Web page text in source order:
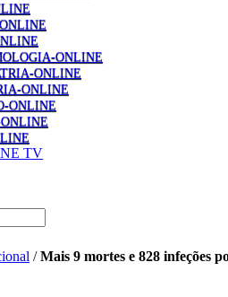
ONLINE
ONLINE
ONLINE
ONLINE
TV
/Mais 9 mortes e 828 infeções